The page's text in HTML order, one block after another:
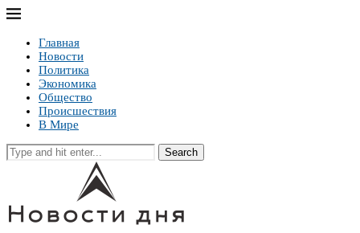
Главная
Новости
Политика
Экономика
Общество
Происшествия
В Мире
Search